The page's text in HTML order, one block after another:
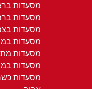
מסעדות
מסעדות
מסעדות
מסעדות
מסעדות
מסעדות
מסעדות